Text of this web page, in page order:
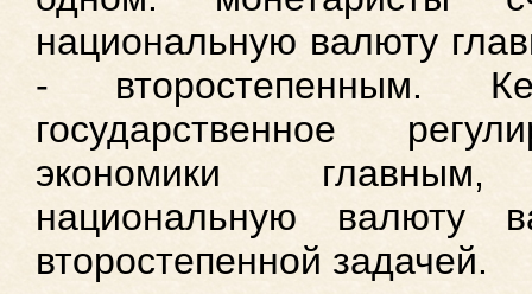
национальную валюту
- второстепенным.
государственное
экономики
национальную валюту
второстепенной задачей.